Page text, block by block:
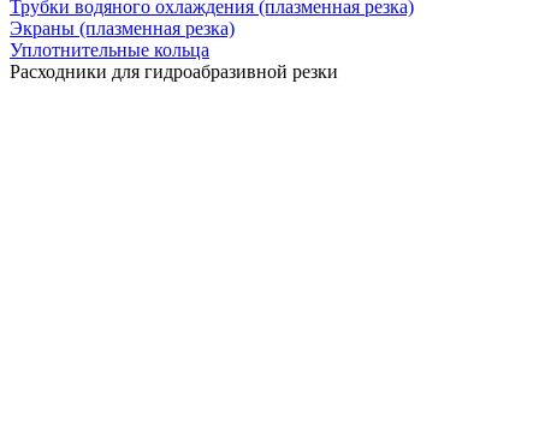
Трубки водяного охлаждения (плазменная резка)
Экраны (плазменная резка)
Уплотнительные кольца
Расходники для гидроабразивной резки